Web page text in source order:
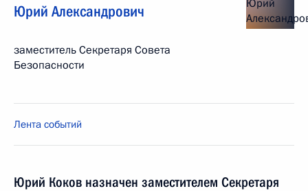
Юрий Александрович
заместитель Секретаря Совета
Безопасности
Лента событий
Юрий Коков назначен заместителем Секретаря